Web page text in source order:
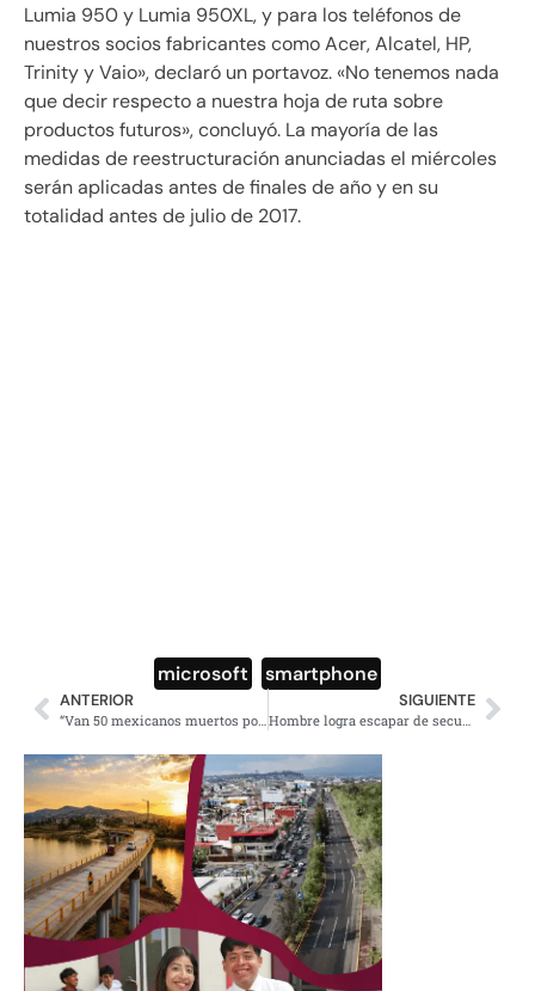
Lumia 950 y Lumia 950XL, y para los teléfonos de
nuestros socios fabricantes como Acer, Alcatel, HP,
Trinity y Vaio», declaró un portavoz. «No tenemos nada
que decir respecto a nuestra hoja de ruta sobre
productos futuros», concluyó. La mayoría de las
medidas de reestructuración anunciadas el miércoles
serán aplicadas antes de finales de año y en su
totalidad antes de julio de 2017.
microsoft smartphone
ANTERIOR SIGUIENTE